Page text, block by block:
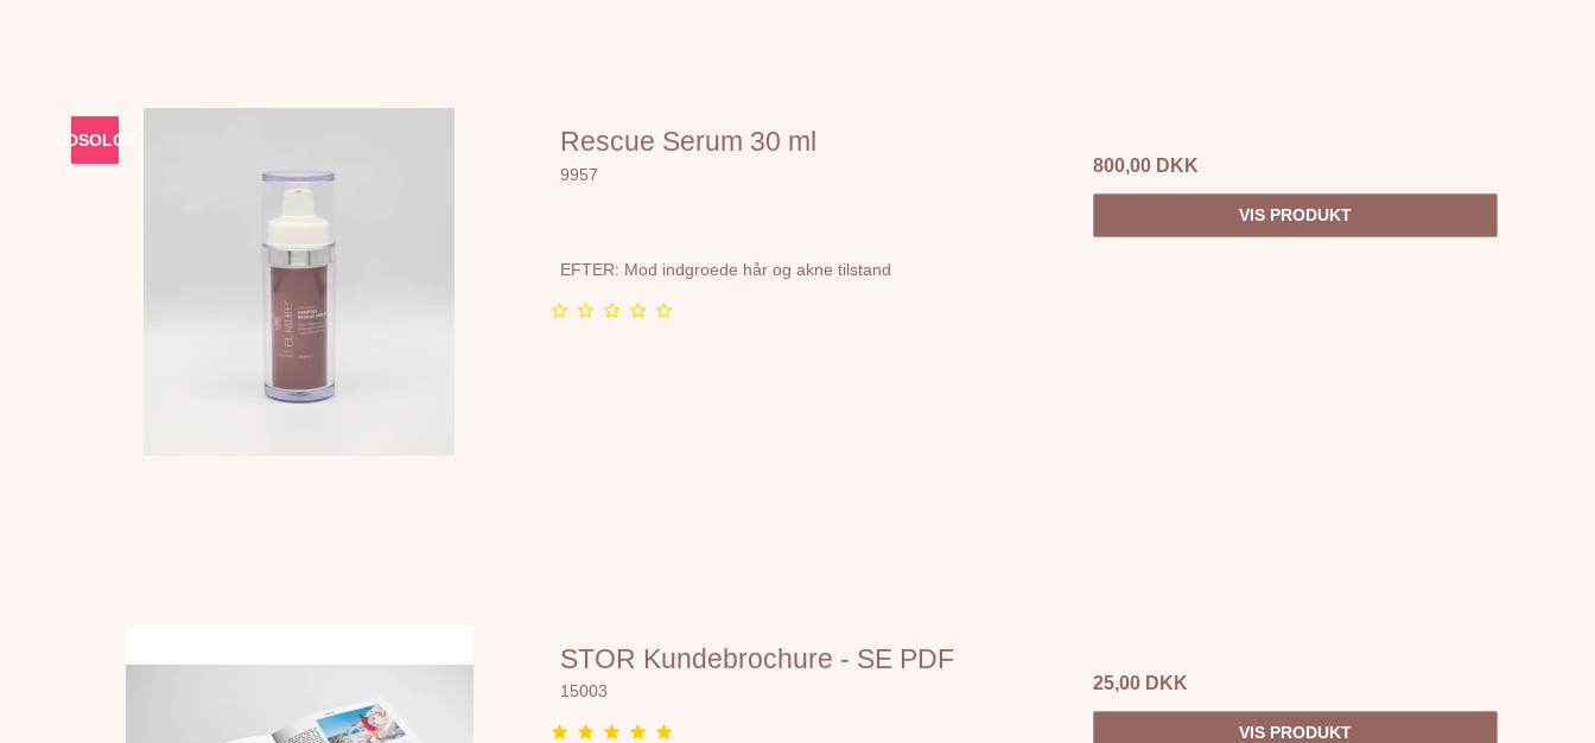
UDSOLGT Rescue Serum 30 ml
9957
EFTER: Mod indgroede hår og akne tilstand
800,00 DKK
VIS PRODUKT
STOR Kundebrochure - SE PDF
15003 25,00 DKK
VIS PRODUKT